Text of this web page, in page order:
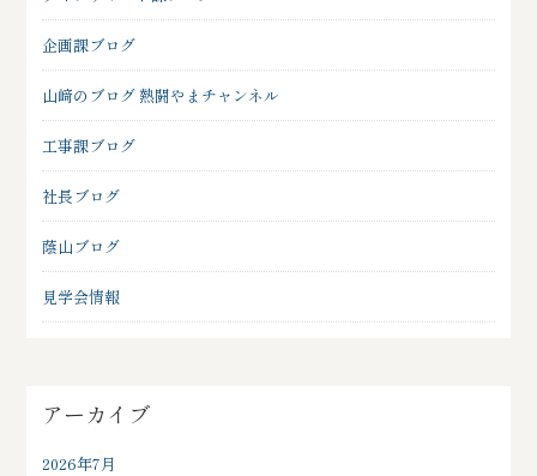
企画課ブログ
山﨑のブログ 熱闘やまチャンネル
工事課ブログ
社長ブログ
蔭山ブログ
見学会情報
アーカイブ
2026年7月